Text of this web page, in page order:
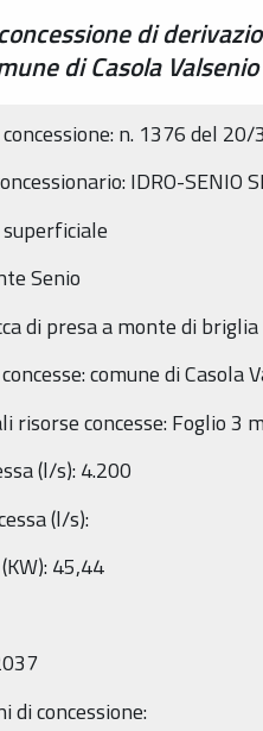
di
di Casola Valsenio
n. 1376 del
IDRO-SENIO
Senio
di presa a monte di
comune di Casola
risorse concesse: Foglio 3
(l/s): 4.200
(l/s):
45,44
di concessione: